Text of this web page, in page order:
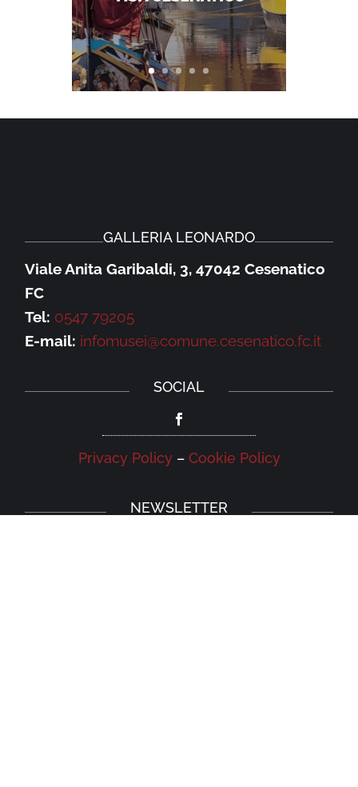
GALLERIA LEONARDO
Viale Anita Garibaldi, 3, 47042 Cesenatico
FC
Tel: 0547 79205
E-mail: infomusei@comune.cesenatico.fc.it
SOCIAL
Privacy Policy– Cookie Policy
NEWSLETTER